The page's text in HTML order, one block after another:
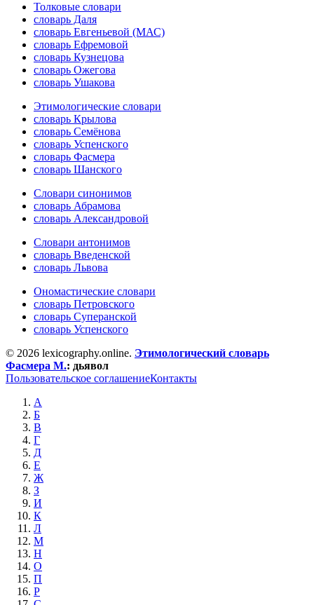
Толковые словари
словарь Даля
словарь Евгеньевой (МАС)
словарь Ефремовой
словарь Кузнецова
словарь Ожегова
словарь Ушакова
Этимологические словари
словарь Крылова
словарь Семёнова
словарь Успенского
словарь Фасмера
словарь Шанского
Словари синонимов
словарь Абрамова
словарь Александровой
Словари антонимов
словарь Введенской
словарь Львова
Ономастические словари
словарь Петровского
словарь Суперанской
словарь Успенского
© 2026 lexicography.online. Этимологический словарь
Фасмера М.: дьявол
Пользовательское соглашениеКонтакты
А
Б
В
Г
Д
Е
Ж
З
И
К
Л
М
Н
О
П
Р